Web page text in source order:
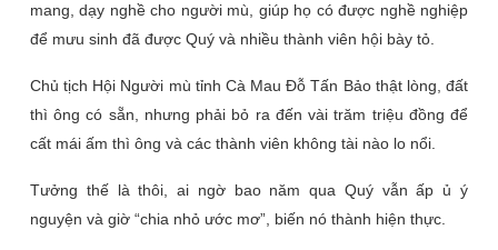
mang, dạy nghề cho người mù, giúp họ có được nghề nghiệp
để mưu sinh đã được Quý và nhiều thành viên hội bày tỏ.
Chủ tịch Hội Người mù tỉnh Cà Mau Đỗ Tấn Bảo thật lòng, đất
thì ông có sẵn, nhưng phải bỏ ra đến vài trăm triệu đồng để
cất mái ấm thì ông và các thành viên không tài nào lo nổi.
Tưởng thế là thôi, ai ngờ bao năm qua Quý vẫn ấp ủ ý
nguyện và giờ “chia nhỏ ước mơ”, biến nó thành hiện thực.